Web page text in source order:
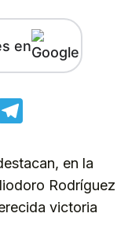
en
en la
Rodríguez
victoria